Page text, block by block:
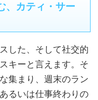
、カティ・サー
した、そして社交的
キーと言えます。そ
集まり、週末のラン
るいは仕事終わりの